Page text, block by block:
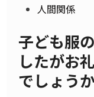
Posted人間関係
子ども服
したがお
でしょう